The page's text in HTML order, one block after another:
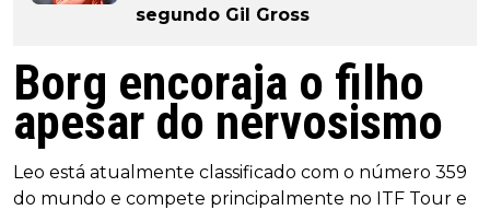
segundo Gil Gross
Borg encoraja o filho
apesar do nervosismo
Leo está atualmente classificado com o número 359
do mundo e compete principalmente no ITF Tour e